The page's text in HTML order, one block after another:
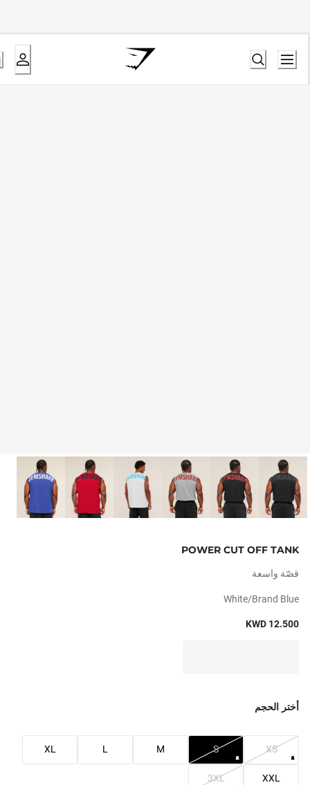
POWER CUT OFF TANK
قصّة واسعة
White/brand Blue
KWD 12.500
أختر الحجم
XS
S
M
L
XL
XXL
3XL